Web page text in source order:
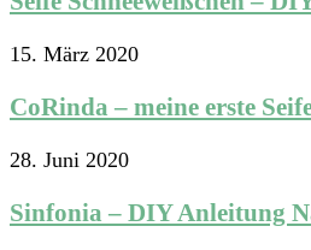
15. März 2020
CoRinda – meine erste
28. Juni 2020
Sinfonia – DIY Anleitung